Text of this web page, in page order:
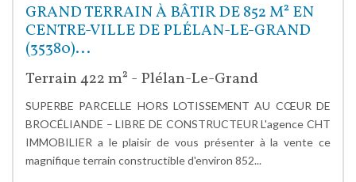
GRAND TERRAIN À BÂTIR DE 852 M² EN
CENTRE-VILLE DE PLÉLAN-LE-GRAND
(35380)...
Terrain 422 m² - Plélan-Le-Grand
SUPERBE PARCELLE HORS LOTISSEMENT AU CŒUR DE
BROCÉLIANDE – LIBRE DE CONSTRUCTEUR L'agence CHT
IMMOBILIER a le plaisir de vous présenter à la vente ce
magnifique terrain constructible d'environ 852...